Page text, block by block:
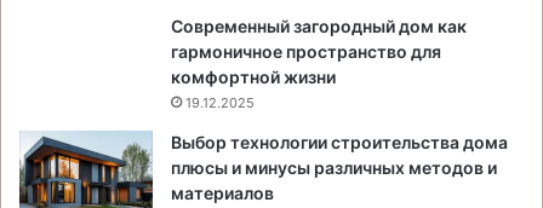
Современный загородный дом как
гармоничное пространство для
комфортной жизни
19.12.2025
Выбор технологии строительства дома
плюсы и минусы различных методов и
материалов